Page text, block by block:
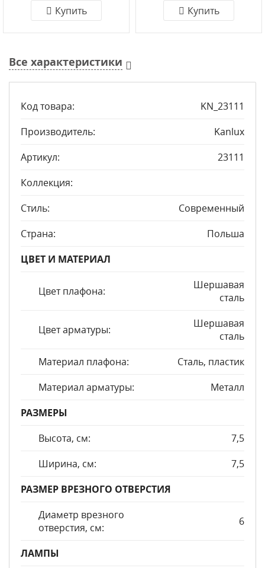
Купить Купить
Все характеристики
Код товара:
KN_23111
Производитель:
Kanlux
Артикул:
23111
Коллекция:
Стиль:
Современный
Страна:
Польша
ЦВЕТ И МАТЕРИАЛ
Цвет плафона:
Шершавая
сталь
Цвет арматуры:
Шершавая
сталь
Материал плафона:
Сталь, пластик
Материал арматуры:
Металл
РАЗМЕРЫ
Высота, см:
7,5
Ширина, см:
7,5
РАЗМЕР ВРЕЗНОГО ОТВЕРСТИЯ
Диаметр врезного
отверстия, см:
6
ЛАМПЫ